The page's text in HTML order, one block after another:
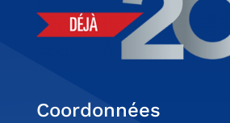
Coordonnées